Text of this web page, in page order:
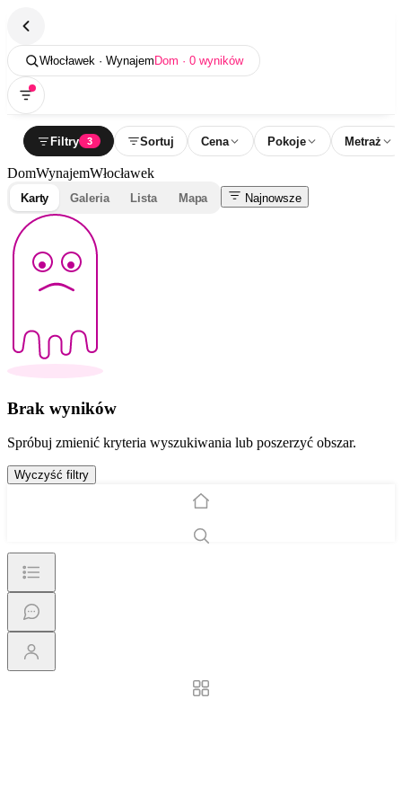
Włocławek · Wynajem Dom · 0 wyników
Filtry 3 Sortuj Cena Pokoje Metraż
DomWynajemWłocławek
Karty Galeria Lista Mapa Najnowsze
Brak wyników
Spróbuj zmienić kryteria wyszukiwania lub poszerzyć obszar.
Wyczyść filtry